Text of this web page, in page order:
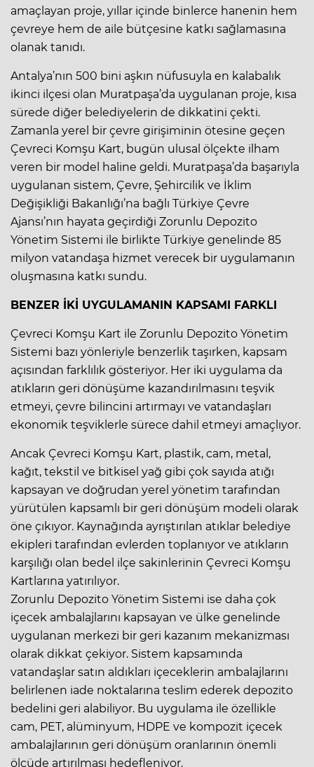
amaçlayan proje, yıllar içinde binlerce hanenin hem
çevreye hem de aile bütçesine katkı sağlamasına
olanak tanıdı.
Antalya’nın 500 bini aşkın nüfusuyla en kalabalık
ikinci ilçesi olan Muratpaşa’da uygulanan proje, kısa
sürede diğer belediyelerin de dikkatini çekti.
Zamanla yerel bir çevre girişiminin ötesine geçen
Çevreci Komşu Kart, bugün ulusal ölçekte ilham
veren bir model haline geldi. Muratpaşa’da başarıyla
uygulanan sistem, Çevre, Şehircilik ve İklim
Değişikliği Bakanlığı’na bağlı Türkiye Çevre
Ajansı’nın hayata geçirdiği Zorunlu Depozito
Yönetim Sistemi ile birlikte Türkiye genelinde 85
milyon vatandaşa hizmet verecek bir uygulamanın
oluşmasına katkı sundu.
BENZER İKİ UYGULAMANIN KAPSAMI FARKLI
Çevreci Komşu Kart ile Zorunlu Depozito Yönetim
Sistemi bazı yönleriyle benzerlik taşırken, kapsam
açısından farklılık gösteriyor. Her iki uygulama da
atıkların geri dönüşüme kazandırılmasını teşvik
etmeyi, çevre bilincini artırmayı ve vatandaşları
ekonomik teşviklerle sürece dahil etmeyi amaçlıyor.
Ancak Çevreci Komşu Kart, plastik, cam, metal,
kağıt, tekstil ve bitkisel yağ gibi çok sayıda atığı
kapsayan ve doğrudan yerel yönetim tarafından
yürütülen kapsamlı bir geri dönüşüm modeli olarak
öne çıkıyor. Kaynağında ayrıştırılan atıklar belediye
ekipleri tarafından evlerden toplanıyor ve atıkların
karşılığı olan bedel ilçe sakinlerinin Çevreci Komşu
Kartlarına yatırılıyor.
Zorunlu Depozito Yönetim Sistemi ise daha çok
içecek ambalajlarını kapsayan ve ülke genelinde
uygulanan merkezi bir geri kazanım mekanizması
olarak dikkat çekiyor. Sistem kapsamında
vatandaşlar satın aldıkları içeceklerin ambalajlarını
belirlenen iade noktalarına teslim ederek depozito
bedelini geri alabiliyor. Bu uygulama ile özellikle
cam, PET, alüminyum, HDPE ve kompozit içecek
ambalajlarının geri dönüşüm oranlarının önemli
ölçüde artırılması hedefleniyor.